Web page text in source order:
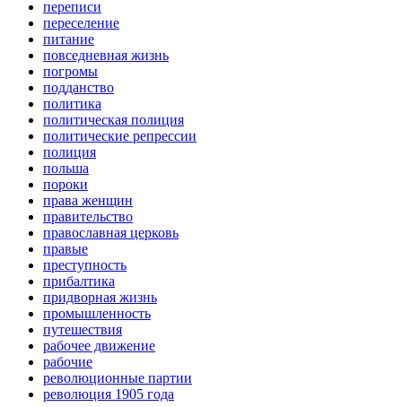
переписи
переселение
питание
повседневная жизнь
погромы
подданство
политика
политическая полиция
политические репрессии
полиция
польша
пороки
права женщин
правительство
православная церковь
правые
преступность
прибалтика
придворная жизнь
промышленность
путешествия
рабочее движение
рабочие
революционные партии
революция 1905 года